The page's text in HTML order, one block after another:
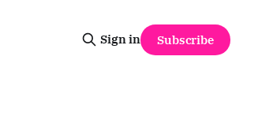
Sign in Subscribe